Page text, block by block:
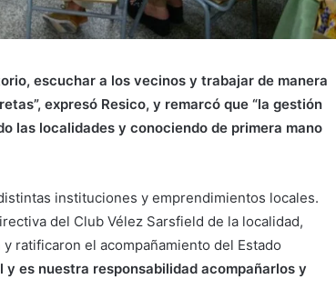
escuchar a los vecinos y trabajar de manera
expresó Resico, y remarcó que “la gestión
las localidades y conociendo de primera mano
instituciones y emprendimientos locales.
del Club Vélez Sarsfield de la localidad,
ratificaron el acompañamiento del Estado
es nuestra responsabilidad acompañarlos y